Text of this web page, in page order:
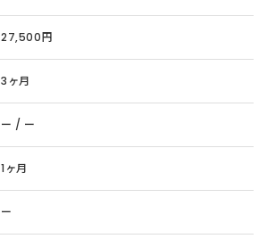
27,500円
3ヶ月
ー / ー
1ヶ月
ー